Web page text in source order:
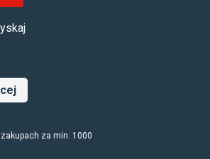
za min. 1000